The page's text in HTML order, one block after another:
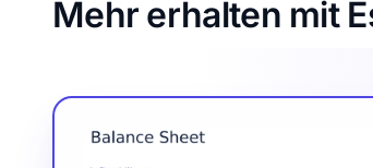
Mehr erhalten mit